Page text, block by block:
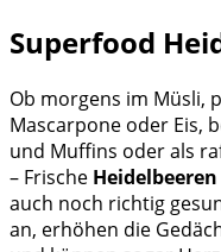
Superfood
Ob morgens im Müsli,
Mascarpone oder Eis,
und Muffins oder als
– Frische Heidelbeeren
auch noch richtig
an, erhöhen die